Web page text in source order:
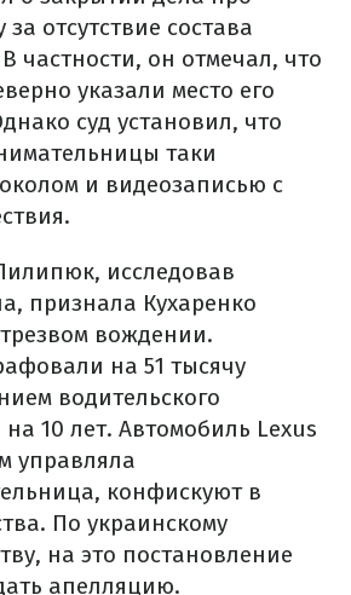
за отсутствие состава
частности, он отмечал, что
указали место его
суд установил, что
таки
и видеозаписью с
исследовав
признала Кухаренко
вождении.
на 51 тысячу
водительского
10 лет. Автомобиль Lexus
управляла
конфискуют в
По украинскому
на это постановление
апелляцию.